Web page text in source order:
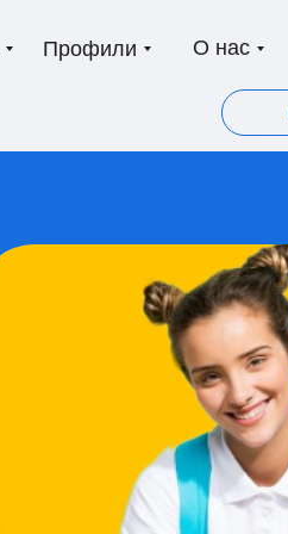
О нас
Профили